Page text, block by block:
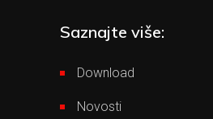
Saznajte više:
Download
Novosti